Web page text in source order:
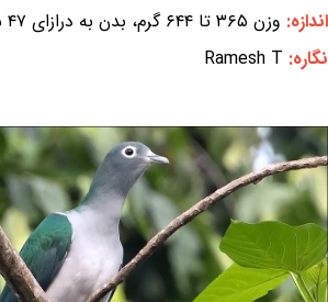
اندازه: وزن ۳۶۵ تا ۶۴۴ گرم، بدن به درازای ۴۷ سانتی‌متر
نگاره: Ramesh T